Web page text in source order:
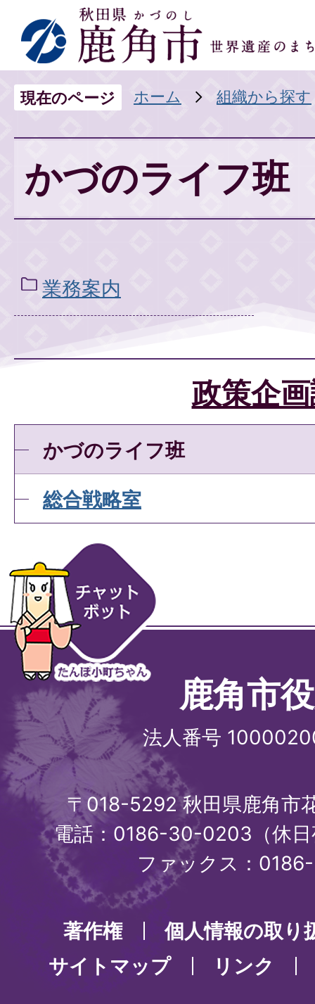
現在のページ ホーム 組織から探す
かづのライフ班
業務案内
政策企
かづのライフ班
総合戦略室
鹿角市
法人番号
〒018-5292 秋田県鹿角市
電話：0186-30-0203（休
ファックス：
著作権
個人情報の取り
サイトマップ
リンク